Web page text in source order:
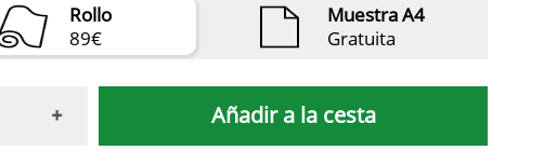
Rollo
89€
Muestra A4
Gratuita
Añadir a la cesta